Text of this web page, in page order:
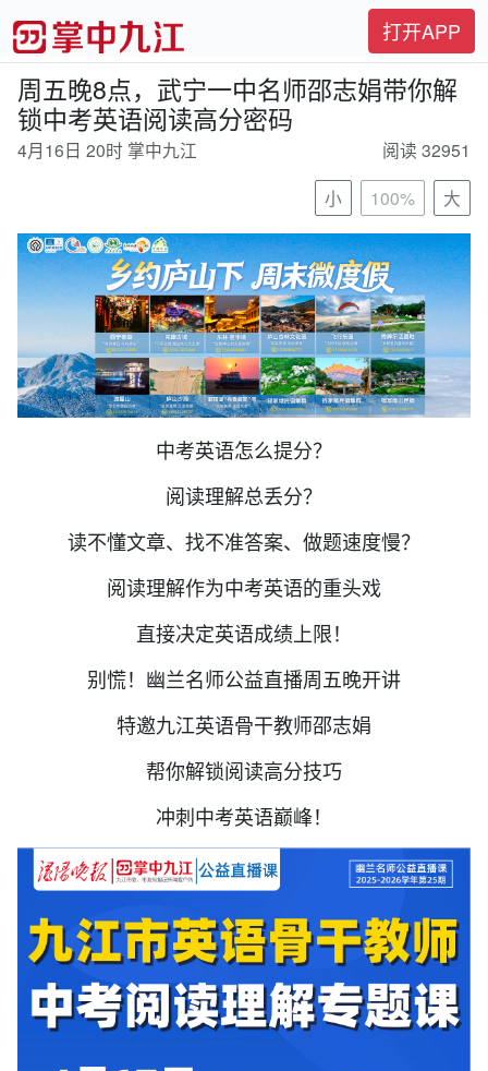
打开APP
周五晚8点，武宁一中名师邵志娟带你解
锁中考英语阅读高分密码
4月16日 20时 掌中九江
阅读 32951
小
100% 大
中考英语怎么提分？
阅读理解总丢分？
读不懂文章、找不准答案、做题速度慢？
阅读理解作为中考英语的重头戏
直接决定英语成绩上限！
别慌！幽兰名师公益直播周五晚开讲
特邀九江英语骨干教师邵志娟
帮你解锁阅读高分技巧
冲刺中考英语巅峰！